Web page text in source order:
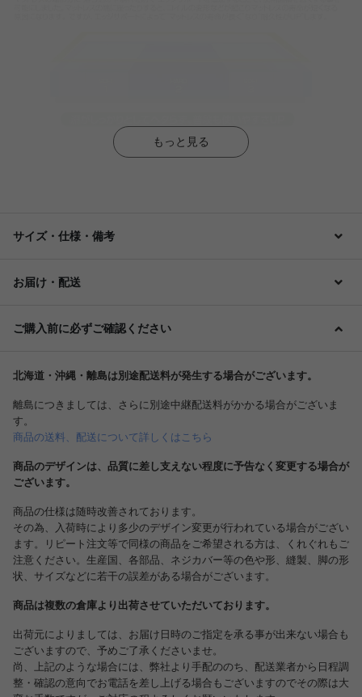
もっと見る
サイズ・仕様・備考
お届け・配送
ご購入前に必ずご確認ください
北海道・沖縄・離島は別途配送料が発生する場合がございます。
離島につきましては、さらに別途中継配送料がかかる場合がございま
す。
商品の送料、配送について詳しくはこちら
商品のデザインは、品質に差し支えない程度に予告なく変更する場合が
ございます。
商品の仕様は随時改善されております。
その為、入荷時により多少のデザイン変更が行われている場合がござい
ます。リピート注文等で同様の商品をご希望される方は、くれぐれもご
注意ください。生産国、各部品、ネジカバー等の色や形、縫製、脚の形
状、サイズなどに若干の誤差がある場合がございます。
商品は複数の倉庫より出荷させていただいております。
出荷元によりましては、お届け日時のご指定を承る事が出来ない場合も
ございますので、予めご了承くださいませ。
尚、上記のような場合には、弊社より手配ののち、配送業者から日程調
整・確認の意向でお電話を差し上げる場合もございますのでその際は大